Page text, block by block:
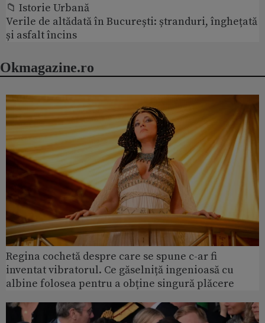
📁 Istorie Urbană
Verile de altădată în București: ștranduri, înghețată
și asfalt încins
Okmagazine.ro
Regina cochetă despre care se spune c-ar fi
inventat vibratorul. Ce găselniță ingenioasă cu
albine folosea pentru a obține singură plăcere